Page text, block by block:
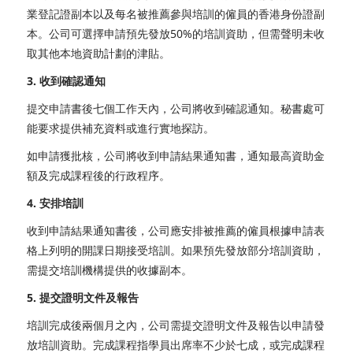
業登記證副本以及每名被推薦參與培訓的僱員的香港身份證副
本。公司可選擇申請預先發放50%的培訓資助，但需聲明未收
取其他本地資助計劃的津貼。
3. 收到確認通知
提交申請書後七個工作天內，公司將收到確認通知。秘書處可
能要求提供補充資料或進行實地探訪。
如申請獲批核，公司將收到申請結果通知書，通知最高資助金
額及完成課程後的行政程序。
4. 安排培訓
收到申請結果通知書後，公司應安排被推薦的僱員根據申請表
格上列明的開課日期接受培訓。如果預先發放部分培訓資助，
需提交培訓機構提供的收據副本。
5. 提交證明文件及報告
培訓完成後兩個月之內，公司需提交證明文件及報告以申請發
放培訓資助。完成課程指學員出席率不少於七成，或完成課程